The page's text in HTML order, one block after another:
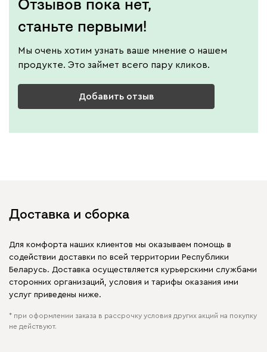
Отзывов пока нет,
станьте первыми!
Мы очень хотим узнать ваше мнение о нашем
продукте. Это займет всего пару кликов.
Добавить отзыв
Доставка и сборка
Для комфорта наших клиентов мы оказываем помощь в
содействии доставки по всей территории Республики
Беларусь. Доставка осуществляется курьерскими службами
сторонних организаций, условия и тарифы оказания ими
услуг приведены ниже.
* при оформлении заказа в рассрочку условия других акций на покупку
не действуют.